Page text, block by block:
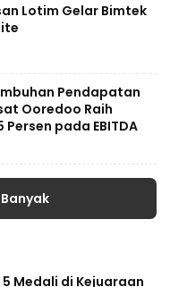
Lotim Gelar Bimtek
Pendapatan
Ooredoo Raih
Persen pada EBITDA
5 Medali di Kejuaraan